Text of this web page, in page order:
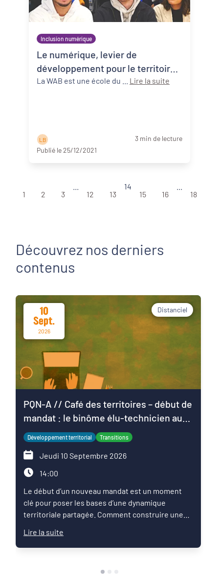
Inclusion numérique
Le numérique, levier de
développement pour le territoire
bergeracois (24) avec La WAB
Lire la suite
L B
3 min de lecture
Publié le 25/12/2021
1 2 3
12
13
14
15
16
18
Découvrez nos derniers
contenus
10
Sept.
2026
Distanciel
PQN-A // Café des territoires – début de
mandat : le binôme élu-technicien au
service du projet de territoire
Développement territorial Transitions
Jeudi 10 Septembre 2026
14:00
Le début d’un nouveau mandat est un moment
clé pour poser les bases d’une dynamique
territoriale partagée. Comment construire une
Comment articuler les ambitions politiques,
l’expertise des services et les enjeux du territoire
?Ce Café des territoires propose un temps
Lire la suite